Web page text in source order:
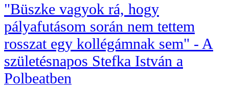
"Büszke vagyok rá, hogy
pályafutásom során nem tettem
rosszat egy kollégámnak sem" - A
születésnapos Stefka István a
Polbeatben